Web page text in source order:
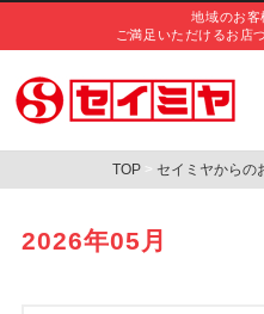
地域のお客
ご満足いただけるお店
TOP > セイミヤからの
2026年05月